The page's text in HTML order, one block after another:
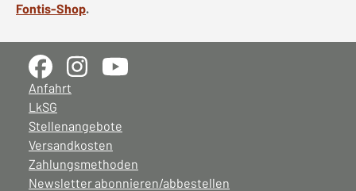
Fontis-Shop.
Anfahrt
LkSG
Stellenangebote
Versandkosten
Zahlungsmethoden
Newsletter abonnieren/abbestellen